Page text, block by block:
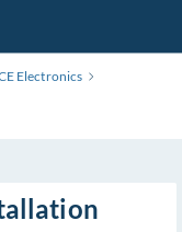
Electronics